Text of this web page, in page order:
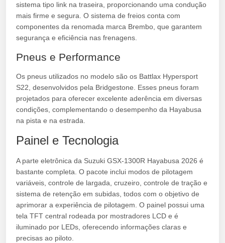
sistema tipo link na traseira, proporcionando uma condução
mais firme e segura. O sistema de freios conta com
componentes da renomada marca Brembo, que garantem
segurança e eficiência nas frenagens.
Pneus e Performance
Os pneus utilizados no modelo são os Battlax Hypersport
S22, desenvolvidos pela Bridgestone. Esses pneus foram
projetados para oferecer excelente aderência em diversas
condições, complementando o desempenho da Hayabusa
na pista e na estrada.
Painel e Tecnologia
A parte eletrônica da Suzuki GSX-1300R Hayabusa 2026 é
bastante completa. O pacote inclui modos de pilotagem
variáveis, controle de largada, cruzeiro, controle de tração e
sistema de retenção em subidas, todos com o objetivo de
aprimorar a experiência de pilotagem. O painel possui uma
tela TFT central rodeada por mostradores LCD e é
iluminado por LEDs, oferecendo informações claras e
precisas ao piloto.